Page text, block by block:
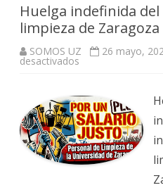
Huelga indefinida
limpieza de Zaragoza
SOMOS UZ 26 mayo,
desactivados
personal
de
limpieza
de
Zaragoza